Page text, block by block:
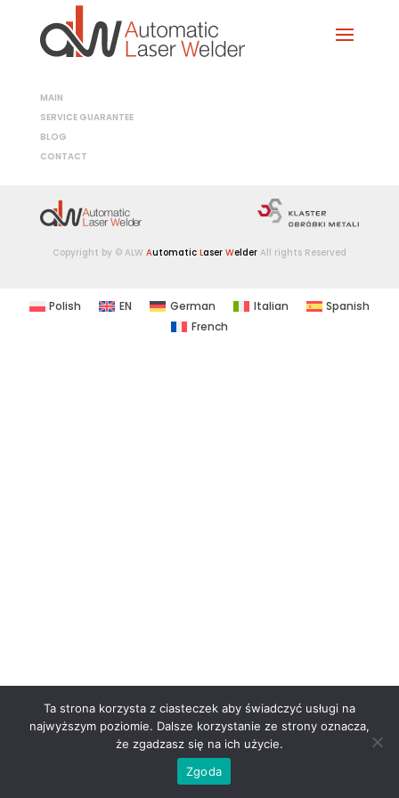
Copyright by © ALW Automatic Laser Welder All rights Reserved
MAIN
SERVICE GUARANTEE
BLOG
CONTACT
Polish EN German Italian
Spanish
French
Ta strona korzysta z ciasteczek aby świadczyć usługi na
najwyższym poziomie. Dalsze korzystanie ze strony oznacza,
że zgadzasz się na ich użycie.
Zgoda